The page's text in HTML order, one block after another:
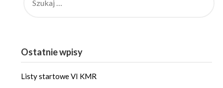
Ostatnie wpisy
Listy startowe VI KMR